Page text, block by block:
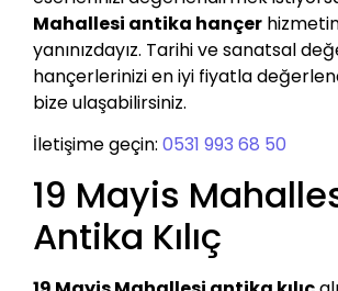
Mahallesi antika hançer
yanınızdayız. Tarihi ve sanatsal
hançerlerinizi en iyi fiyatla
bize ulaşabilirsiniz.
İletişime geçin: 0531 993 68 50
19 Mayis
Antika Kılıç